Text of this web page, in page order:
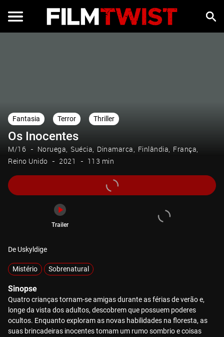
Fantasia Terror Thriller
Os Inocentes
M/16 Noruega Suécia Dinamarca Finlândia França
Reino Unido
2021 113 min
Trailer
De Uskyldige
Mistério Sobrenatural
Sinopse
Quatro crianças tornam-se amigas durante as férias de verão e,
longe da vista dos adultos, descobrem que possuem poderes
ocultos. Enquanto exploram as novas habilidades na floresta, as
suas brincadeiras inocentes tomam um rumo sombrio e coisas